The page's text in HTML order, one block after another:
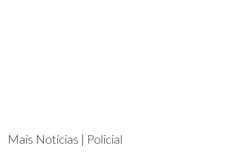
Mais Notícias | Policial